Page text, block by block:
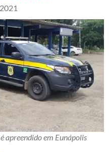
apreendido em Eunápolis